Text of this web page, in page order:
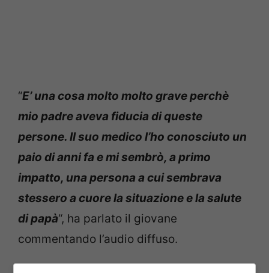
“E’ una cosa molto molto grave perchè
mio padre aveva fiducia di queste
persone. Il suo medico l’ho conosciuto un
paio di anni fa e mi sembrò, a primo
impatto, una persona a cui sembrava
stessero a cuore la situazione e la salute
di papà“, ha parlato il giovane
commentando l’audio diffuso.